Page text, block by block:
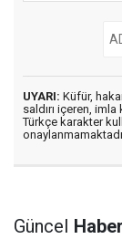
UYARI: Küfür,
saldırı içeren, imla
Türkçe karakter
Güncel